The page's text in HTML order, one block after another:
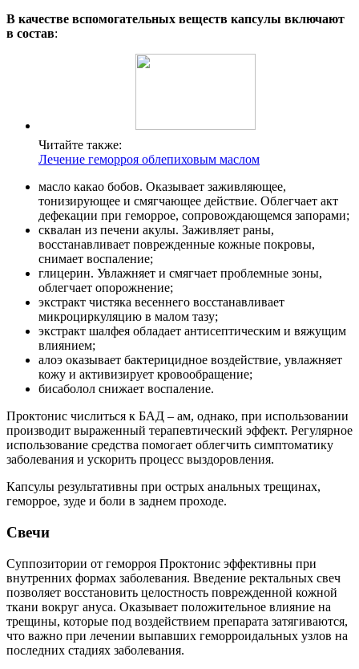
В качестве вспомогательных веществ капсулы включают
в состав:
Читайте также:
Лечение геморроя облепиховым маслом
масло какао бобов. Оказывает заживляющее,
тонизирующее и смягчающее действие. Облегчает акт
дефекации при геморрое, сопровождающемся запорами;
сквалан из печени акулы. Заживляет раны,
восстанавливает поврежденные кожные покровы,
снимает воспаление;
глицерин. Увлажняет и смягчает проблемные зоны,
облегчает опорожнение;
экстракт чистяка весеннего восстанавливает
микроциркуляцию в малом тазу;
экстракт шалфея обладает антисептическим и вяжущим
влиянием;
алоэ оказывает бактерицидное воздействие, увлажняет
кожу и активизирует кровообращение;
бисаболол снижает воспаление.
Проктонис числиться к БАД – ам, однако, при использовании
производит выраженный терапевтический эффект. Регулярное
использование средства помогает облегчить симптоматику
заболевания и ускорить процесс выздоровления.
Капсулы результативны при острых анальных трещинах,
геморрое, зуде и боли в заднем проходе.
Свечи
Суппозитории от геморроя Проктонис эффективны при
внутренних формах заболевания. Введение ректальных свеч
позволяет восстановить целостность поврежденной кожной
ткани вокруг ануса. Оказывает положительное влияние на
трещины, которые под воздействием препарата затягиваются,
что важно при лечении выпавших геморроидальных узлов на
последних стадиях заболевания.